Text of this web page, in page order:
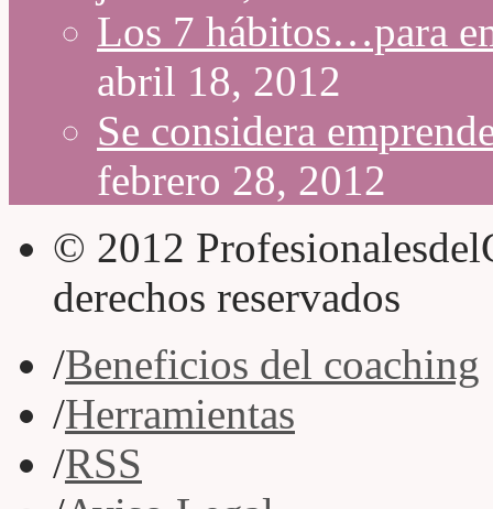
Los 7 hábitos…para
abril 18, 2012
Se considera
febrero 28, 2012
© 2012
derechos reservados
/Beneficios del coaching
/Herramientas
/RSS